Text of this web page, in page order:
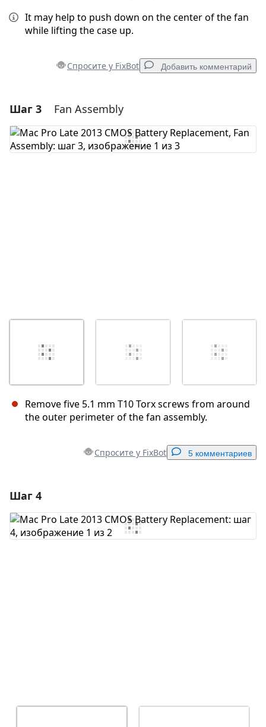
It may help to push down on the center of the fan
while lifting the case up.
Спросите у FixBot Добавить комментарий
Добавить комментарий
Добавить комментарий
Шаг 3 Fan Assembly
Remove five 5.1 mm T10 Torx screws from around
the outer perimeter of the fan assembly.
Спросите у FixBot 5 комментариев
Добавить комментарий
Шаг 4